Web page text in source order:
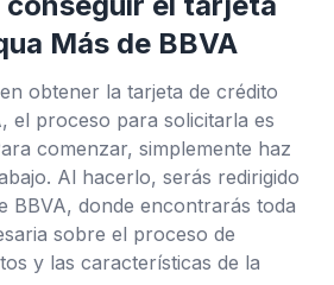
Más de BBVA
obtener la tarjeta de crédito
el proceso para solicitarla es
comenzar, simplemente haz
Al hacerlo, serás redirigido
BBVA, donde encontrarás toda
sobre el proceso de
y las características de la